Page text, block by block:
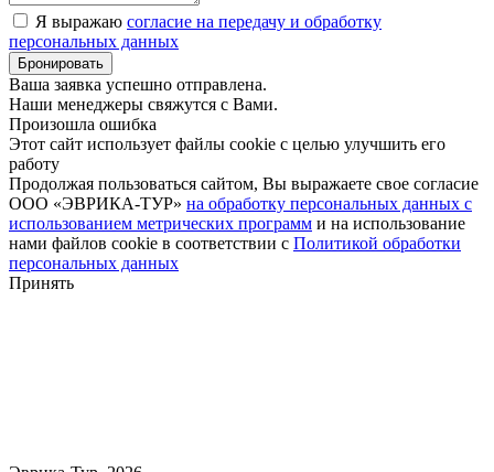
Я выражаю согласие на передачу и обработку
персональных данных
Ваша заявка успешно отправлена.
Наши менеджеры свяжутся с Вами.
Произошла ошибка
Этот сайт использует файлы cookie с целью улучшить его
работу
Продолжая пользоваться сайтом, Вы выражаете свое согласие
ООО «ЭВРИКА-ТУР» на обработку персональных данных с
использованием метрических программ и на использование
нами файлов cookie в соответствии с Политикой обработки
персональных данных
Принять